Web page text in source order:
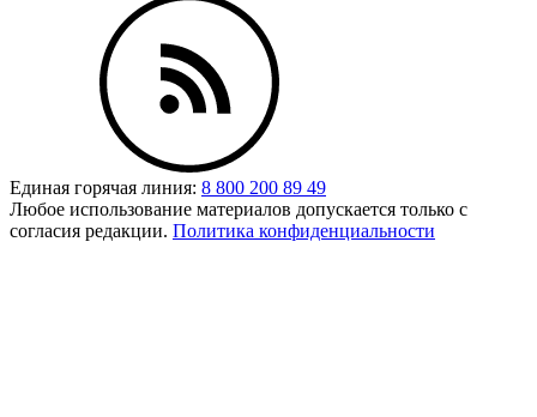
Единая горячая линия: 8 800 200 89 49
Любое использование материалов допускается только с
согласия редакции. Политика конфиденциальности